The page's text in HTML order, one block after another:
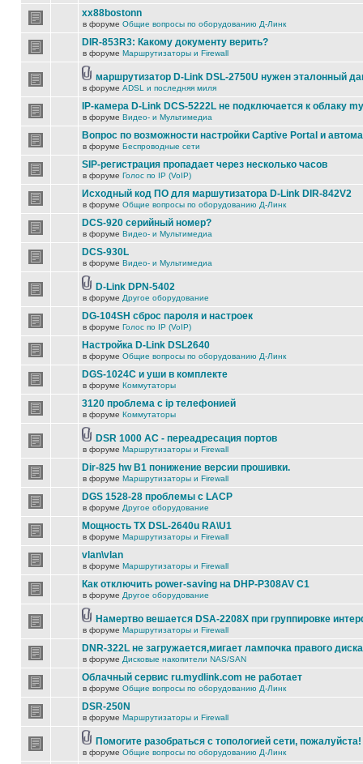
xx88bostonn
в форуме Общие вопросы по оборудованию Д-Линк
DIR-853R3: Какому документу верить?
в форуме Маршрутизаторы и Firewall
маршрутизатор D-Link DSL-2750U нужен эталонный
в форуме ADSL и последняя миля
IP-камера D-Link DCS-5222L не подключается к облаку
в форуме Видео- и Мультимедиа
Вопрос по возможности настройки Captive Portal и
в форуме Беспроводные сети
SIP-регистрация пропадает через несколько часов
в форуме Голос по IP (VoIP)
Исходный код ПО для маршутизатора D-Link DIR-842V2
в форуме Общие вопросы по оборудованию Д-Линк
DCS-920 серийный номер?
в форуме Видео- и Мультимедиа
DCS-930L
в форуме Видео- и Мультимедиа
D-Link DPN-5402
в форуме Другое оборудование
DG-104SH сброс пароля и настроек
в форуме Голос по IP (VoIP)
Настройка D-Link DSL2640
в форуме Общие вопросы по оборудованию Д-Линк
DGS-1024C и уши в комплекте
в форуме Коммутаторы
3120 проблема с ip телефонией
в форуме Коммутаторы
DSR 1000 AC - переадресация портов
в форуме Маршрутизаторы и Firewall
Dir-825 hw B1 понижение версии прошивки.
в форуме Маршрутизаторы и Firewall
DGS 1528-28 проблемы с LACP
в форуме Другое оборудование
Мощность TX DSL-2640u RA\U1
в форуме Маршрутизаторы и Firewall
vlan\vlan
в форуме Маршрутизаторы и Firewall
Как отключить power-saving на DHP-P308AV C1
в форуме Другое оборудование
Намертво вешается DSA-2208X при группировке
в форуме Маршрутизаторы и Firewall
DNR-322L не загружается,мигает лампочка правого диска
в форуме Дисковые накопители NAS/SAN
Облачный сервис ru.mydlink.com не работает
в форуме Общие вопросы по оборудованию Д-Линк
DSR-250N
в форуме Маршрутизаторы и Firewall
Помогите разобраться с топологией сети, пожалуйста!
в форуме Общие вопросы по оборудованию Д-Линк